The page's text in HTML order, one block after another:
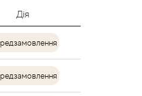
Дія